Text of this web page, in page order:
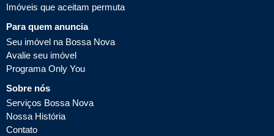
Imóveis que aceitam permuta
Para quem anuncia
Seu imóvel na Bossa Nova
Avalie seu imóvel
Programa Only You
Sobre nós
Serviços Bossa Nova
Nossa História
Contato